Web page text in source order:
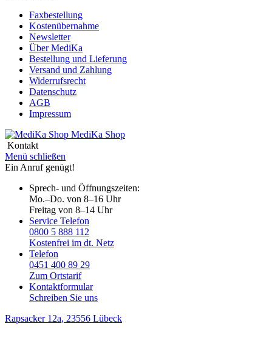
Faxbestellung
Kostenübernahme
Newsletter
Über MediKa
Bestellung und Lieferung
Versand und Zahlung
Widerrufsrecht
Datenschutz
AGB
Impressum
MediKa Shop
Kontakt
Menü schließen
Ein Anruf genügt!
Sprech- und Öffnungszeiten:
Mo.–Do. von 8–16 Uhr
Freitag von 8–14 Uhr
Service Telefon
0800 5 888 112
Kostenfrei im dt. Netz
Telefon
0451 400 89 29
Zum Ortstarif
Kontaktformular
Schreiben Sie uns
Rapsacker 12a, 23556 Lübeck